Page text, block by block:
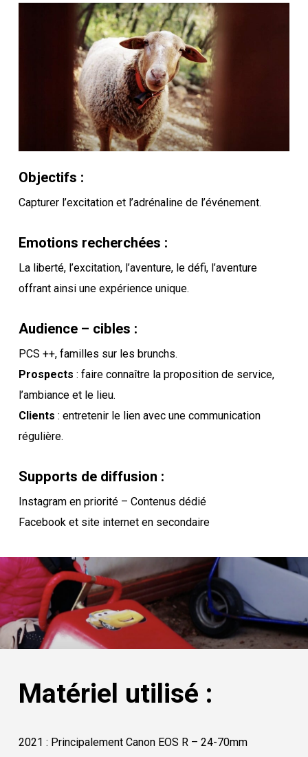
Objectifs :
Capturer l’excitation et l’adrénaline de l’événement.
Emotions recherchées :
La liberté, l’excitation, l’aventure, le défi, l’aventure
offrant ainsi une expérience unique.
Audience – cibles :
PCS ++, familles sur les brunchs.
Prospects : faire connaître la proposition de service,
l’ambiance et le lieu.
Clients : entretenir le lien avec une communication
régulière.
Supports de diffusion :
Instagram en priorité – Contenus dédié
Facebook et site internet en secondaire
Matériel utilisé :
2021 : Principalement Canon EOS R – 24-70mm